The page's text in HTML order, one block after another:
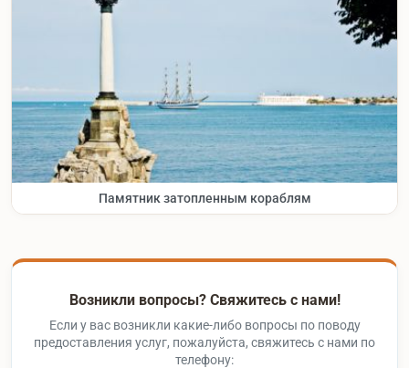
Памятник затопленным кораблям
Возникли вопросы? Свяжитесь с нами!
Если у вас возникли какие-либо вопросы по поводу
предоставления услуг, пожалуйста, свяжитесь с нами по
телефону: